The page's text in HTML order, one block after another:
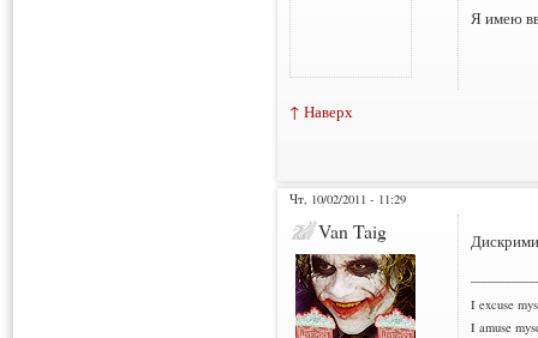
Я имею
↑ Наверх
Чт, 10/02/2011 - 11:29
Van Taig
I excuse
I amuse